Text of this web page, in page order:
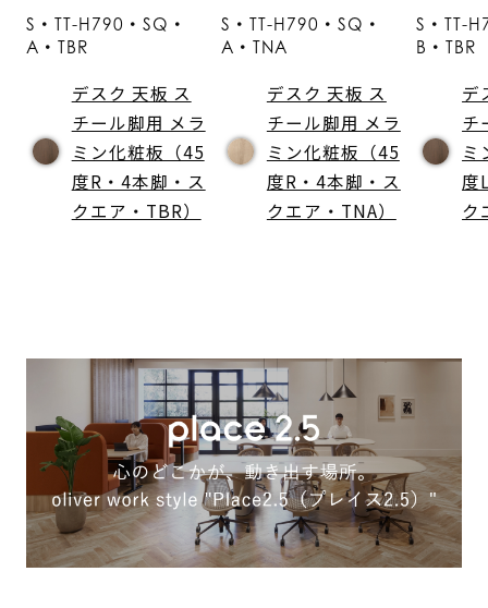
S・TT-H790・SQ・
A・TBR
デスク 天板 ス
チール脚用 メラ
ミン化粧板（45
度R・4本脚・ス
クエア・TBR）
S・TT-H790・SQ・
A・TNA
デスク 天板 ス
チール脚用 メラ
ミン化粧板（45
度R・4本脚・ス
クエア・TNA）
S・TT-
B・TBR
デ
チ
ミ
度
ク